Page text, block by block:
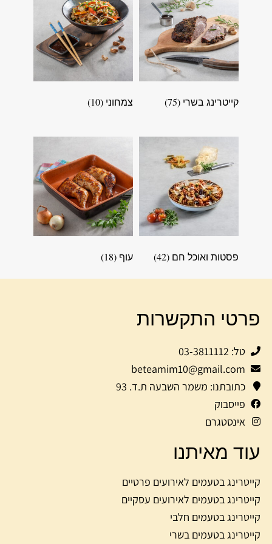
קייטרינג בשרי (75) צמחוני (10)
פסטות ואוכל חם (42) עוף (18)
פרטי התקשרות
טל: 03-3811112
beteamim10@gmail.com
כתובתנו: משמר השבעה ת.ד. 93
פייסבוק
אינסטגרם
עוד מאיתנו
קייטרינג בטעמים לאירועים פרטיים
קייטרינג בטעמים לאירועים עסקיים
קייטרינג בטעמים חלבי
קייטרינג בטעמים בשרי